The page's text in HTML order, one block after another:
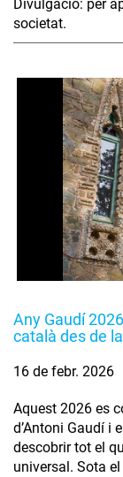
Divulgació: per
societat.
Any Gaudí
català des de
16 de febr. 2026
Aquest 2026 es
d’Antoni Gaudí i
descobrir tot el
universal. Sota el